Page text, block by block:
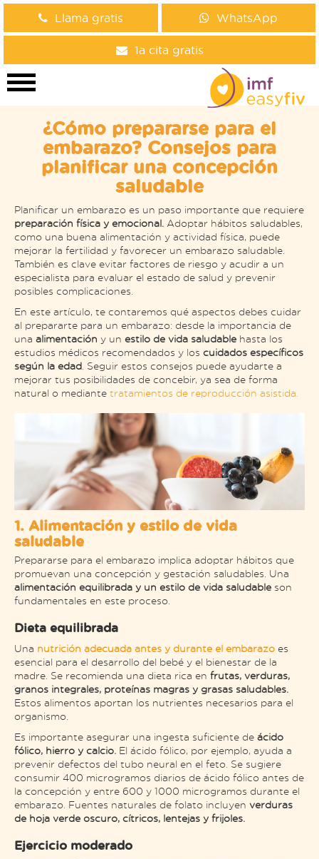
Llama gratis WhatsApp
1a cita gratis
¿Cómo prepararse para el
embarazo? Consejos para
planificar una concepción
saludable
Planificar un embarazo es un paso importante que requiere
preparación física y emocional. Adoptar hábitos saludables,
como una buena alimentación y actividad física, puede
mejorar la fertilidad y favorecer un embarazo saludable.
También es clave evitar factores de riesgo y acudir a un
especialista para evaluar el estado de salud y prevenir
posibles complicaciones.
En este artículo, te contaremos qué aspectos debes cuidar
al prepararte para un embarazo: desde la importancia de
una alimentación y un estilo de vida saludable hasta los
estudios médicos recomendados y los cuidados específicos
según la edad . Seguir estos consejos puede ayudarte a
mejorar tus posibilidades de concebir, ya sea de forma
natural o mediante tratamientos de reproducción asistida.
1. Alimentación y estilo de vida
saludable
Prepararse para el embarazo implica adoptar hábitos que
promuevan una concepción y gestación saludables. Una
alimentación equilibrada y un estilo de vida saludable son
fundamentales en este proceso.
Dieta equilibrada
Una nutrición adecuada antes y durante el embarazo es
esencial para el desarrollo del bebé y el bienestar de la
madre. Se recomienda una dieta rica en frutas, verduras,
granos integrales, proteínas magras y grasas saludables.
Estos alimentos aportan los nutrientes necesarios para el
organismo.
Es importante asegurar una ingesta suficiente de ácido
fólico, hierro y calcio. El ácido fólico, por ejemplo, ayuda a
prevenir defectos del tubo neural en el feto. Se sugiere
consumir 400 microgramos diarios de ácido fólico antes de
la concepción y entre 600 y 1000 microgramos durante el
embarazo. Fuentes naturales de folato incluyen verduras
de hoja verde oscuro, cítricos, lentejas y frijoles.
Ejercicio moderado